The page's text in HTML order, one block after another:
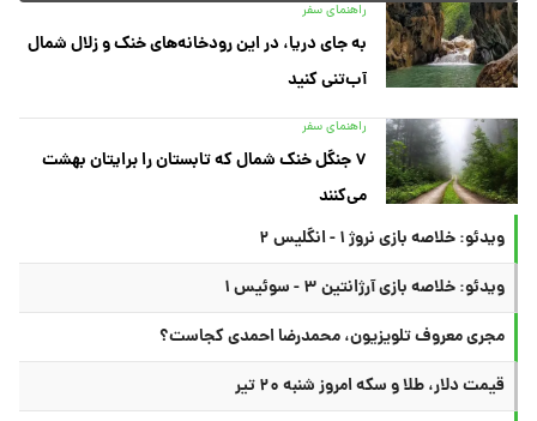
راهنمای سفر
به جای دریا، در این رودخانه‌های خنک و زلال شمال
آب‌تنی کنید
راهنمای سفر
۷ جنگل خنک شمال که تابستان را برایتان بهشت
می‌کنند
ویدئو: خلاصه بازی نروژ ۱ - انگلیس ۲
ویدئو: خلاصه بازی آرژانتین ۳ - سوئیس ۱
مجری معروف تلویزیون، محمدرضا احمدی کجاست؟
قیمت دلار، طلا و سکه امروز شنبه ۲۰ تیر